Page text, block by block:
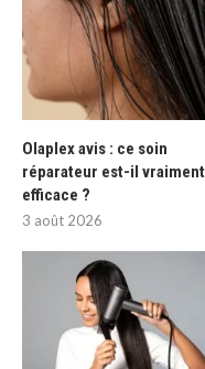
Olaplex avis : ce soin
réparateur est-il vraiment
efficace ?
3 août 2026